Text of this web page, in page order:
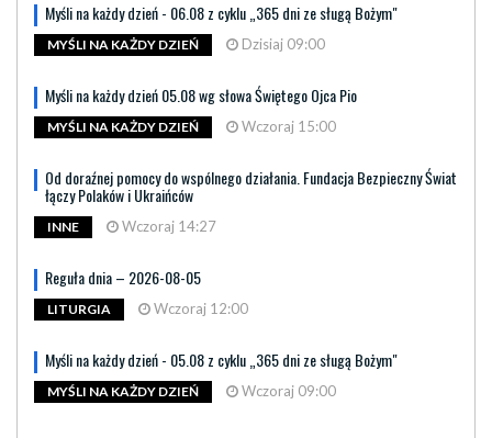
Myśli na każdy dzień - 06.08 z cyklu „365 dni ze sługą Bożym"
MYŚLI NA KAŻDY DZIEŃ Dzisiaj 09:00
Myśli na każdy dzień 05.08 wg słowa Świętego Ojca Pio
MYŚLI NA KAŻDY DZIEŃ Wczoraj 15:00
Od doraźnej pomocy do wspólnego działania. Fundacja Bezpieczny Świat
łączy Polaków i Ukraińców
INNE Wczoraj 14:27
Reguła dnia – 2026-08-05
LITURGIA Wczoraj 12:00
Myśli na każdy dzień - 05.08 z cyklu „365 dni ze sługą Bożym"
MYŚLI NA KAŻDY DZIEŃ Wczoraj 09:00